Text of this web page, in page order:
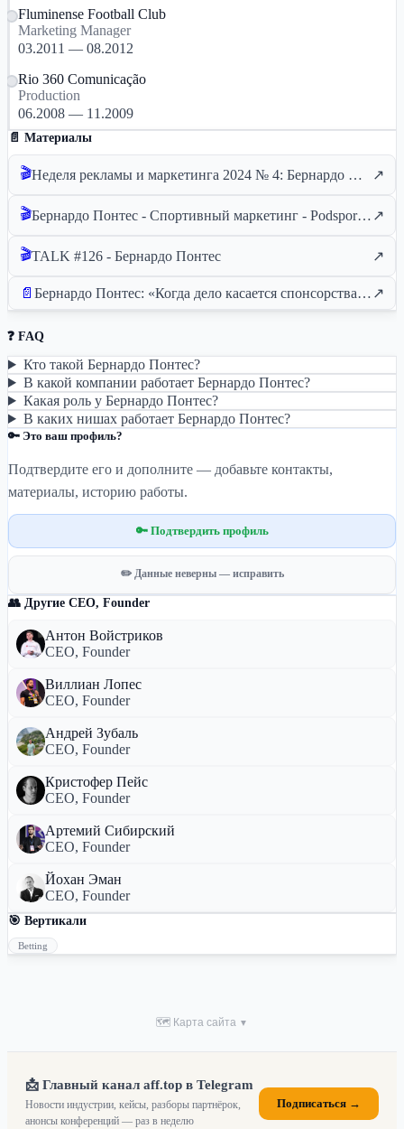
Fluminense Football Club
Marketing Manager
03.2011 — 08.2012
Rio 360 Comunicação
Production
06.2008 — 11.2009
📄 Материалы
🎬 Неделя рекламы и маркетинга 2024 № 4: Бернардо Понтес (генеральный директор Alob Sports) ↗
🎬 Бернардо Понтес - Спортивный маркетинг - Podsport #154 ↗
🎬TALK #126 - Бернардо Понтес ↗
📄 Бернардо Понтес: «Когда дело касается спонсорства, в Бразилии игра еще не началась» ↗
❓ FAQ
Кто такой Бернардо Понтес?
В какой компании работает Бернардо Понтес?
Какая роль у Бернардо Понтес?
В каких нишах работает Бернардо Понтес?
🔑 Это ваш профиль?
Подтвердите его и дополните — добавьте контакты,
материалы, историю работы.
🔑 Подтвердить профиль
✏️ Данные неверны — исправить
👥 Другие CEO, Founder
Антон Войстриков
CEO, Founder
Виллиан Лопес
CEO, Founder
Андрей Зубаль
CEO, Founder
Кристофер Пейс
CEO, Founder
Артемий Сибирский
CEO, Founder
Йохан Эман
CEO, Founder
🎯 Вертикали
Betting
🗺 Карта сайта ▼
📩 Главный канал aff.top в Telegram
Новости индустрии, кейсы, разборы партнёрок,
анонсы конференций — раз в неделю
Подписаться →